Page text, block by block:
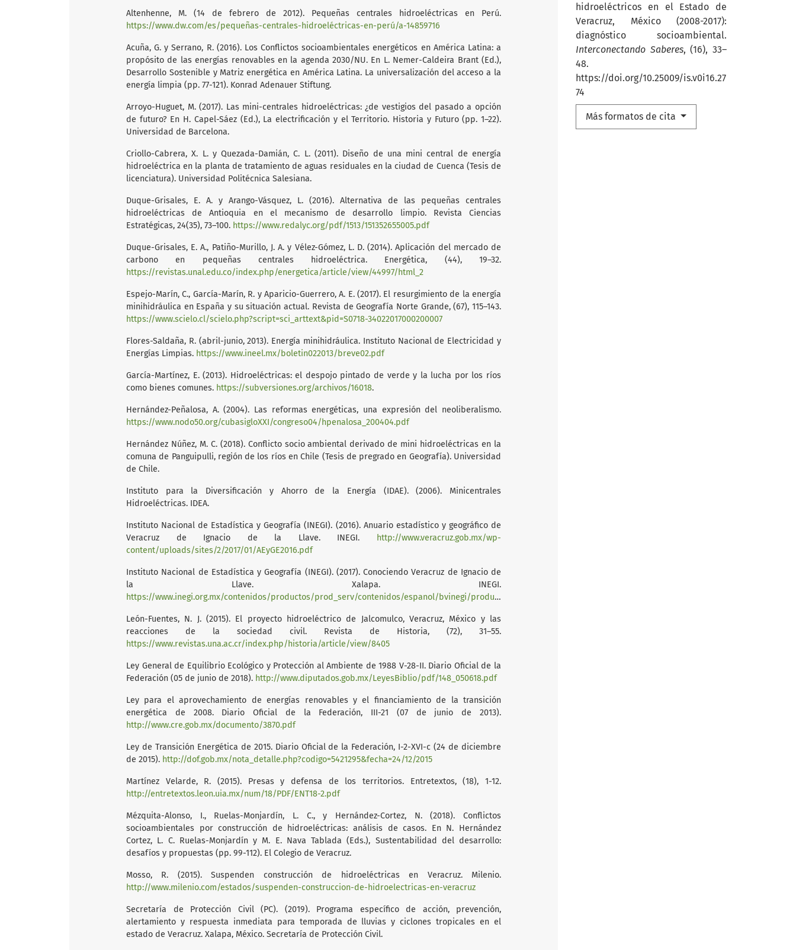
hidroeléctricos en el Estado de
Veracruz, México (2008-2017):
diagnóstico socioambiental.
Interconectando Saberes, (16), 33–
48.
https://doi.org/10.25009/is.v0i16.27
74
Más formatos de cita
Altenhenne, M. (14 de febrero de 2012). Pequeñas centrales hidroeléctricas en Perú.
https://www.dw.com/es/pequeñas-centrales-hidroeléctricas-en-perú/a-14859716
Acuña, G. y Serrano, R. (2016). Los Conflictos socioambientales energéticos en América Latina: a
propósito de las energías renovables en la agenda 2030/NU. En L. Nemer-Caldeira Brant (Ed.),
Desarrollo Sostenible y Matriz energética en América Latina. La universalización del acceso a la
energía limpia (pp. 77-121). Konrad Adenauer Stiftung.
Arroyo-Huguet, M. (2017). Las mini-centrales hidroeléctricas: ¿de vestigios del pasado a opción
de futuro? En H. Capel-Sáez (Ed.), La electrificación y el Territorio. Historia y Futuro (pp. 1–22).
Universidad de Barcelona.
Criollo-Cabrera, X. L. y Quezada-Damián, C. L. (2011). Diseño de una mini central de energía
hidroeléctrica en la planta de tratamiento de aguas residuales en la ciudad de Cuenca (Tesis de
licenciatura). Universidad Politécnica Salesiana.
Duque-Grisales, E. A. y Arango-Vásquez, L. (2016). Alternativa de las pequeñas centrales
hidroeléctricas de Antioquia en el mecanismo de desarrollo limpio. Revista Ciencias
Estratégicas, 24(35), 73–100. https://www.redalyc.org/pdf/1513/151352655005.pdf
Duque-Grisales, E. A., Patiño-Murillo, J. A. y Vélez-Gómez, L. D. (2014). Aplicación del mercado de
carbono en pequeñas centrales hidroeléctrica. Energética, (44), 19–32.
https://revistas.unal.edu.co/index.php/energetica/article/view/44997/html_2
Espejo-Marín, C., García-Marín, R. y Aparicio-Guerrero, A. E. (2017). El resurgimiento de la energía
minihidráulica en España y su situación actual. Revista de Geografía Norte Grande, (67), 115–143.
https://www.scielo.cl/scielo.php?script=sci_arttext&pid=S0718-34022017000200007
Flores-Saldaña, R. (abril-junio, 2013). Energía minihidráulica. Instituto Nacional de Electricidad y
Energías Limpias. https://www.ineel.mx/boletin022013/breve02.pdf
García-Martínez, E. (2013). Hidroeléctricas: el despojo pintado de verde y la lucha por los ríos
como bienes comunes. https://subversiones.org/archivos/16018.
Hernández-Peñalosa, A. (2004). Las reformas energéticas, una expresión del neoliberalismo.
https://www.nodo50.org/cubasigloXXI/congreso04/hpenalosa_200404.pdf
Hernández Núñez, M. C. (2018). Conflicto socio ambiental derivado de mini hidroeléctricas en la
comuna de Panguipulli, región de los ríos en Chile (Tesis de pregrado en Geografía). Universidad
de Chile.
Instituto para la Diversificación y Ahorro de la Energía (IDAE). (2006). Minicentrales
Hidroeléctricas. IDEA.
Instituto Nacional de Estadística y Geografía (INEGI). (2016). Anuario estadístico y geográfico de
Veracruz de Ignacio de la Llave. INEGI.
http://www.veracruz.gob.mx/wp-
content/uploads/sites/2/2017/01/AEyGE2016.pdf
Instituto Nacional de Estadística y Geografía (INEGI). (2017). Conociendo Veracruz de Ignacio de
la Llave. Xalapa. INEGI.
https://www.inegi.org.mx/contenidos/productos/prod_serv/contenidos/espanol/bvinegi/productos/estudios/conociendo/702825097332.pdf
León-Fuentes, N. J. (2015). El proyecto hidroeléctrico de Jalcomulco, Veracruz, México y las
reacciones de la sociedad civil. Revista de Historia, (72), 31–55.
https://www.revistas.una.ac.cr/index.php/historia/article/view/8405
Ley General de Equilibrio Ecológico y Protección al Ambiente de 1988 V-28-II. Diario Oficial de la
Federación (05 de junio de 2018). http://www.diputados.gob.mx/LeyesBiblio/pdf/148_050618.pdf
Ley para el aprovechamiento de energías renovables y el financiamiento de la transición
energética de 2008. Diario Oficial de la Federación, III-21 (07 de junio de 2013).
http://www.cre.gob.mx/documento/3870.pdf
Ley de Transición Energética de 2015. Diario Oficial de la Federación, I-2-XVI-c (24 de diciembre
de 2015). http://dof.gob.mx/nota_detalle.php?codigo=5421295&fecha=24/12/2015
Martínez Velarde, R. (2015). Presas y defensa de los territorios. Entretextos, (18), 1-12.
http://entretextos.leon.uia.mx/num/18/PDF/ENT18-2.pdf
Mézquita-Alonso, I., Ruelas-Monjardín, L. C., y Hernández-Cortez, N. (2018). Conflictos
socioambientales por construcción de hidroeléctricas: análisis de casos. En N. Hernández
Cortez, L. C. Ruelas-Monjardín y M. E. Nava Tablada (Eds.), Sustentabilidad del desarrollo:
desafíos y propuestas (pp. 99-112). El Colegio de Veracruz.
Mosso, R. (2015). Suspenden construcción de hidroeléctricas en Veracruz. Milenio.
http://www.milenio.com/estados/suspenden-construccion-de-hidroelectricas-en-veracruz
Secretaría de Protección Civil (PC). (2019). Programa específico de acción, prevención,
alertamiento y respuesta inmediata para temporada de lluvias y ciclones tropicales en el
estado de Veracruz. Xalapa, México. Secretaría de Protección Civil.